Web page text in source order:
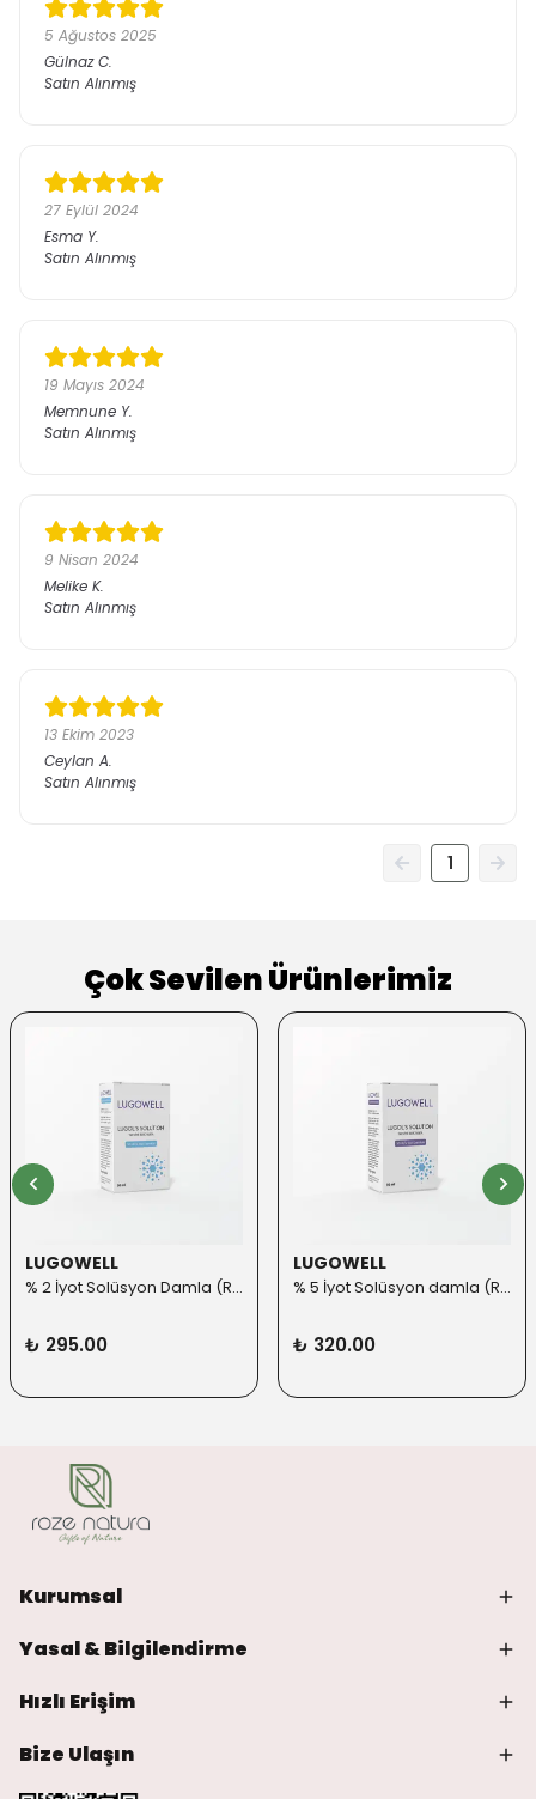
5 Ağustos 2025
Gülnaz C.
Satın Alınmış
27 Eylül 2024
Esma Y.
Satın Alınmış
19 Mayıs 2024
Memnune Y.
Satın Alınmış
9 Nisan 2024
Melike K.
Satın Alınmış
13 Ekim 2023
Ceylan A.
Satın Alınmış
1
Çok Sevilen Ürünlerimiz
LUGOWELL
% 2 İyot Solüsyon Damla (Roll-on Başlık ilaveli)
₺ 295.00
LUGOWELL
% 5 İyot Solüsyon damla (Roll-on Başlık ilaveli)
₺ 320.00
Kurumsal
Yasal & Bilgilendirme
Hızlı Erişim
Bize Ulaşın